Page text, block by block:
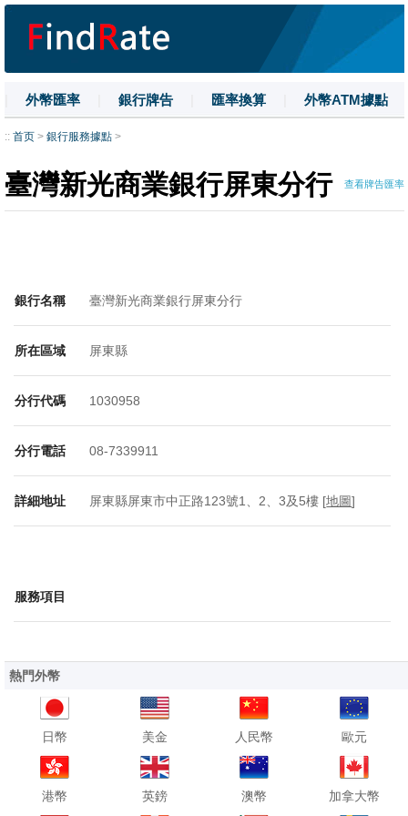
外幣匯率 銀行牌告 匯率換算 外幣ATM據點
| 名詞解釋 | 換匯技巧
:: 首页 > 銀行服務據點 >
臺灣新光商業銀行屏東分行 查看牌告匯率
銀行名稱 臺灣新光商業銀行屏東分行
所在區域 屏東縣
分行代碼 1030958
分行電話 08-7339911
詳細地址 屏東縣屏東市中正路123號1、2、3及5樓 [地圖]
服務項目
熱門外幣
日幣 美金 人民幣 歐元
港幣 英鎊 澳幣 加拿大幣